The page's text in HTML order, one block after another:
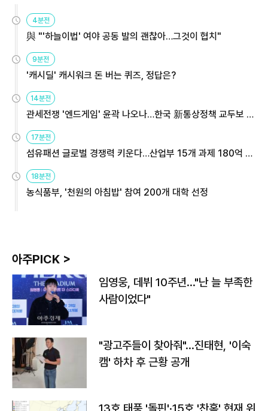
4분전
與 "'하늘이법' 여야 공동 발의 괜찮아…그것이 협치"
9분전
'캐시딜' 캐시워크 돈 버는 퀴즈, 정답은?
14분전
관세전쟁 '엔드게임' 윤곽 나오나…한국 新통상정책 교두보 활
용해야
17분전
섬유패션 글로벌 경쟁력 키운다…산업부 15개 과제 180억 지
원
18분전
농식품부, '천원의 아침밥' 참여 200개 대학 선정
아주PICK >
임영웅, 데뷔 10주년…"난 늘 부족한
사람이었다"
"광고주들이 찾아줘"…진태현, '이숙
캠' 하차 후 근황 공개